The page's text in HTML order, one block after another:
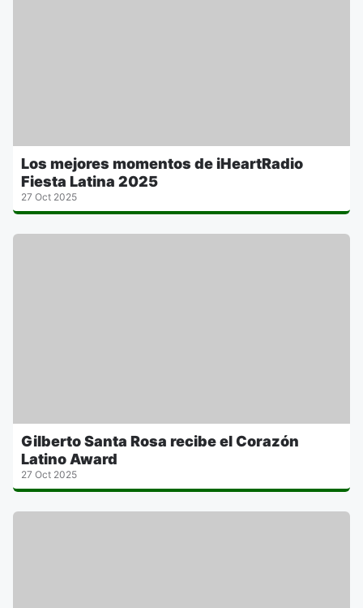
Los mejores momentos de iHeartRadio
Fiesta Latina 2025
27 Oct 2025
Gilberto Santa Rosa recibe el Corazón
Latino Award
27 Oct 2025